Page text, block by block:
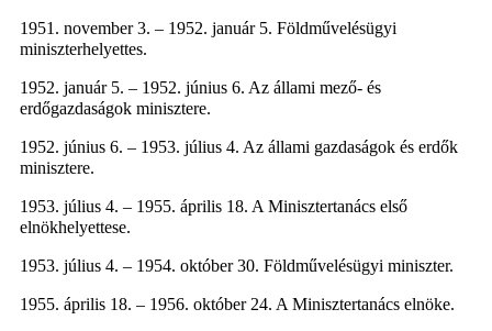
1951. november 3. – 1952. január 5. Földművelésügyi
miniszterhelyettes.
1952. január 5. – 1952. június 6. Az állami mező- és
erdőgazdaságok minisztere.
1952. június 6. – 1953. július 4. Az állami gazdaságok és erdők
minisztere.
1953. július 4. – 1955. április 18. A Minisztertanács első
elnökhelyettese.
1953. július 4. – 1954. október 30. Földművelésügyi miniszter.
1955. április 18. – 1956. október 24. A Minisztertanács elnöke.